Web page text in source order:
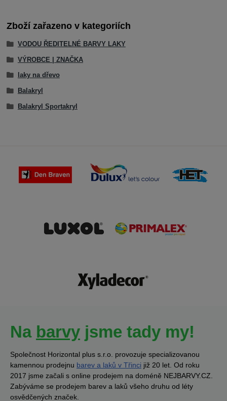
Zboží zařazeno v kategoriích
VODOU ŘEDITELNÉ BARVY LAKY
VÝROBCE | ZNAČKA
laky na dřevo
Balakryl
Balakryl Sportakryl
Na barvy jsme tady my!
Společnost Horizontal plus s.r.o. provozuje specializovanou
kamennou prodejnu barev a laků v Třinci již 20 let. Od roku
2017 jsme začali s online prodejem na doméně NEJBARVY.CZ.
Zabýváme se prodejem barev a laků všeho druhu od léty
osvědčených značek.